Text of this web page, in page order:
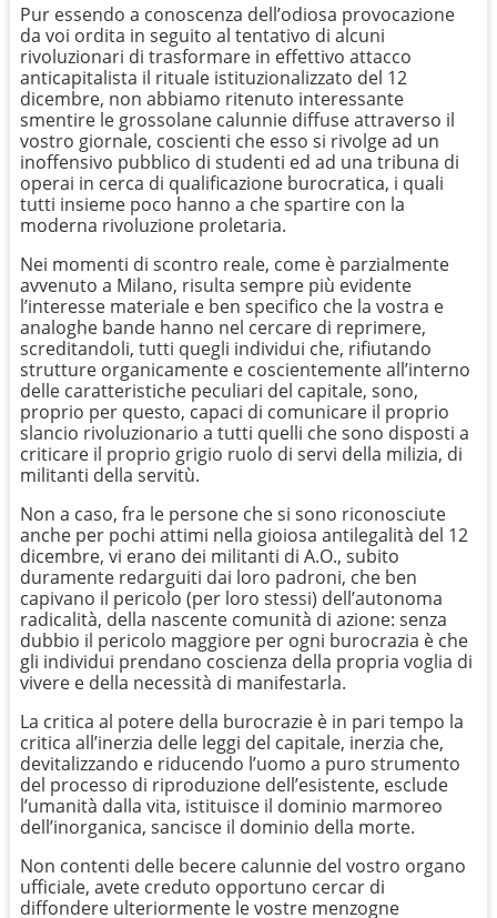
Pur essendo a conoscenza dell’odiosa provocazione
da voi ordita in seguito al tentativo di alcuni
rivoluzionari di trasformare in effettivo attacco
anticapitalista il rituale istituzionalizzato del 12
dicembre, non abbiamo ritenuto interessante
smentire le grossolane calunnie diffuse attraverso il
vostro giornale, coscienti che esso si rivolge ad un
inoffensivo pubblico di studenti ed ad una tribuna di
operai in cerca di qualificazione burocratica, i quali
tutti insieme poco hanno a che spartire con la
moderna rivoluzione proletaria.
Nei momenti di scontro reale, come è parzialmente
avvenuto a Milano, risulta sempre più evidente
l’interesse materiale e ben specifico che la vostra e
analoghe bande hanno nel cercare di reprimere,
screditandoli, tutti quegli individui che, rifiutando
strutture organicamente e coscientemente all’interno
delle caratteristiche peculiari del capitale, sono,
proprio per questo, capaci di comunicare il proprio
slancio rivoluzionario a tutti quelli che sono disposti a
criticare il proprio grigio ruolo di servi della milizia, di
militanti della servitù.
Non a caso, fra le persone che si sono riconosciute
anche per pochi attimi nella gioiosa antilegalità del 12
dicembre, vi erano dei militanti di A.O., subito
duramente redarguiti dai loro padroni, che ben
capivano il pericolo (per loro stessi) dell’autonoma
radicalità, della nascente comunità di azione: senza
dubbio il pericolo maggiore per ogni burocrazia è che
gli individui prendano coscienza della propria voglia di
vivere e della necessità di manifestarla.
La critica al potere della burocrazie è in pari tempo la
critica all’inerzia delle leggi del capitale, inerzia che,
devitalizzando e riducendo l’uomo a puro strumento
del processo di riproduzione dell’esistente, esclude
l’umanità dalla vita, istituisce il dominio marmoreo
dell’inorganica, sancisce il dominio della morte.
Non contenti delle becere calunnie del vostro organo
ufficiale, avete creduto opportuno cercar di
diffondere ulteriormente le vostre menzogne